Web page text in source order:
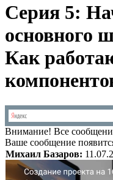
Серия 5:
основного
Как
Внимание! Все
Ваше сообщение
Михаил Базаров: